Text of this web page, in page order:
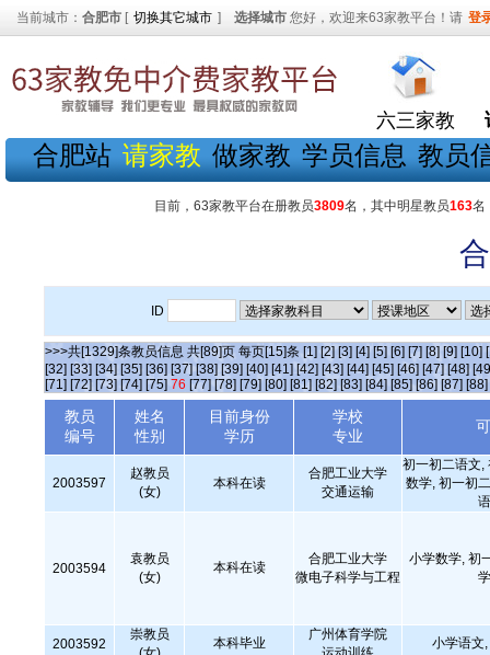
当前城市： 合肥市 [ 切换其它城市 ] 选择城市 您好，欢迎来63家教平台！请 登
六三家教
合肥站 请家教 做家教 学员信息 教员
目前，63家教平台在册教员3809名，其中明星教员163名
ID
>>>共[1329]条教员信息 共[89]页 每页[15]条 [1] [2] [3] [4] [5] [6] [7] [8] [9] [10]
[32] [33] [34] [35] [36] [37] [38] [39] [40] [41] [42] [43] [44] [45] [46] [47] [48]
[71] [72] [73] [74] [75] 76 [77] [78] [79] [80] [81] [82] [83] [84] [85] [86] [87] [88]
教员
编号
姓名
性别
目前身份
学历
学校
专业
2003597
赵教员
(女)
本科在读
合肥工业大学
交通运输
初一初二语文,
数学, 初一初
2003594
袁教员
(女)
本科在读
合肥工业大学
微电子科学与工程
小学数学, 初
2003592
崇教员
本科毕业
广州体育学院
小学语文